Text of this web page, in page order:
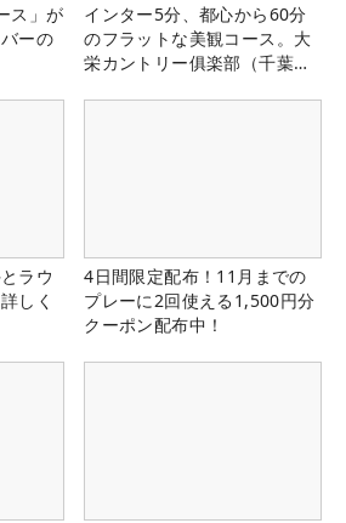
ス」が
ーの
インター5分、都心から60分
のフラットな美観コース。大
栄カントリー俱楽部（千葉
ラウ
しく
4日間限定配布！11月までの
プレーに2回使える1,500円分
クーポン配布中！